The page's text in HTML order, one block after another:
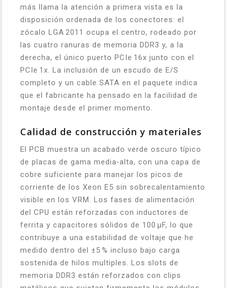
más llama la atención a primera vista es la
disposición ordenada de los conectores: el
zócalo LGA 2011 ocupa el centro, rodeado por
las cuatro ranuras de memoria DDR3 y, a la
derecha, el único puerto PCIe 16x junto con el
PCIe 1x. La inclusión de un escudo de E/S
completo y un cable SATA en el paquete indica
que el fabricante ha pensado en la facilidad de
montaje desde el primer momento.
Calidad de construcción y materiales
El PCB muestra un acabado verde oscuro típico
de placas de gama media‑alta, con una capa de
cobre suficiente para manejar los picos de
corriente de los Xeon E5 sin sobrecalentamiento
visible en los VRM. Los fases de alimentación
del CPU están reforzadas con inductores de
ferrita y capacitores sólidos de 100 µF, lo que
contribuye a una estabilidad de voltaje que he
medido dentro del ±5 % incluso bajo carga
sostenida de hilos multiples. Los slots de
memoria DDR3 están reforzados con clips